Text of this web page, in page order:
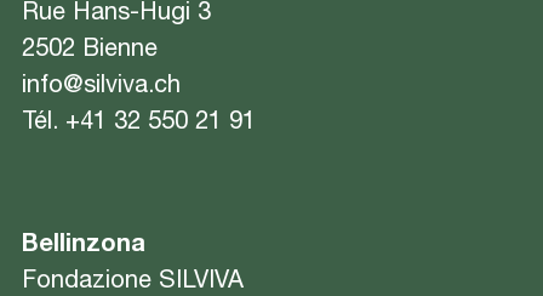
Rue Hans-Hugi 3
2502 Bienne
info@silviva.ch
Tél. +41 32 550 21 91
Bellinzona
Fondazione SILVIVA